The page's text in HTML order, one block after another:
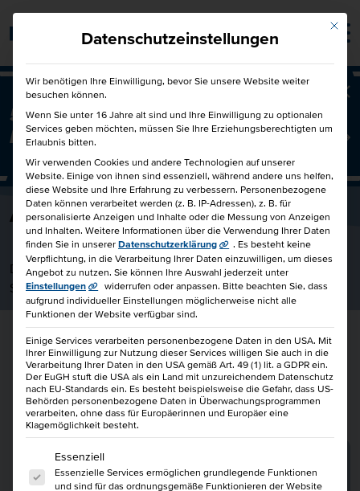
Barrierefrei
50€ für Dich und 50€ für einen
Freund!
Freunde werben Freunde
Axel Wegener
Dozent bei der HKBiS Handelskammer Hamburg Bildungs-
Service gemeinnützige GmbH
Weiterbildungsportfolio
Kurse:
Geprüfter Wirtschaftsfachwirt IHK
656 U.-Std. 19.08.2026 5 280
Mit
Datenschutzeinstellungen
Wir benötigen Ihre Einwilligung, bevor Sie unsere Website weiter
besuchen können.
Wenn Sie unter 16 Jahre alt sind und Ihre Einwilligung zu optionalen
Services geben möchten, müssen Sie Ihre Erziehungsberechtigten um
Erlaubnis bitten.
Wir verwenden Cookies und andere Technologien auf unserer
Website. Einige von ihnen sind essenziell, während andere uns helfen,
diese Website und Ihre Erfahrung zu verbessern. Personenbezogene
Daten können verarbeitet werden (z. B. IP-Adressen), z. B. für
personalisierte Anzeigen und Inhalte oder die Messung von Anzeigen
und Inhalten. Weitere Informationen über die Verwendung Ihrer Daten
finden Sie in unserer Datenschutzerklärung . Es besteht keine
Verpflichtung, in die Verarbeitung Ihrer Daten einzuwilligen, um dieses
Angebot zu nutzen. Sie können Ihre Auswahl jederzeit unter
Einstellungen
widerrufen oder anpassen. Bitte beachten Sie, dass
aufgrund individueller Einstellungen möglicherweise nicht alle
Funktionen der Website verfügbar sind.
Einige Services verarbeiten personenbezogene Daten in den USA. Mit
Ihrer Einwilligung zur Nutzung dieser Services willigen Sie auch in die
Verarbeitung Ihrer Daten in den USA gemäß Art. 49 (1) lit. a GDPR ein.
Der EuGH stuft die USA als ein Land mit unzureichendem Datenschutz
nach EU-Standards ein. Es besteht beispielsweise die Gefahr, dass US-
Behörden personenbezogene Daten in Überwachungsprogrammen
verarbeiten, ohne dass für Europäerinnen und Europäer eine
Klagemöglichkeit besteht.
Es folgt eine Liste der Service-Gruppen, für die eine
Essenziell
Essenzielle Services ermöglichen grundlegende Funktionen
und sind für das ordnungsgemäße Funktionieren der Website